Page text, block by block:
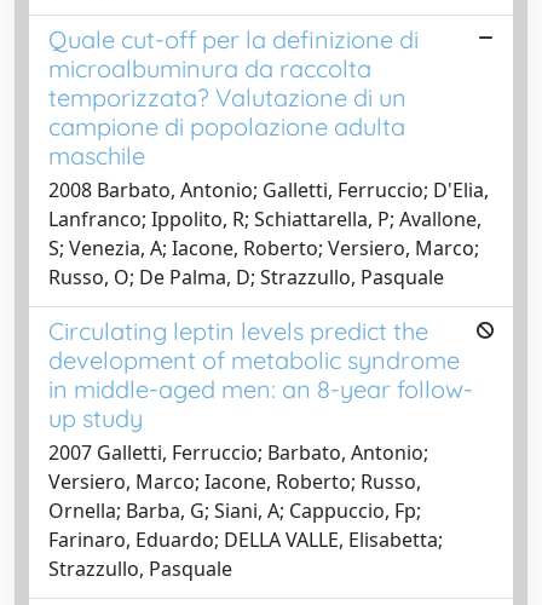
Quale cut-off per la definizione di
microalbuminura da raccolta
temporizzata? Valutazione di un
campione di popolazione adulta
maschile
2008 Barbato, Antonio; Galletti, Ferruccio; D'Elia,
Lanfranco; Ippolito, R; Schiattarella, P; Avallone,
S; Venezia, A; Iacone, Roberto; Versiero, Marco;
Russo, O; De Palma, D; Strazzullo, Pasquale
Circulating leptin levels predict the
development of metabolic syndrome
in middle-aged men: an 8-year follow-
up study
2007 Galletti, Ferruccio; Barbato, Antonio;
Versiero, Marco; Iacone, Roberto; Russo,
Ornella; Barba, G; Siani, A; Cappuccio, Fp;
Farinaro, Eduardo; DELLA VALLE, Elisabetta;
Strazzullo, Pasquale